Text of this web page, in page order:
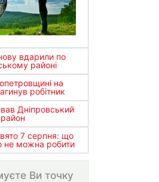
вдарили по
районі
на
робітник
Дніпровський
район
7 серпня: що
не можна робити
Ви точку